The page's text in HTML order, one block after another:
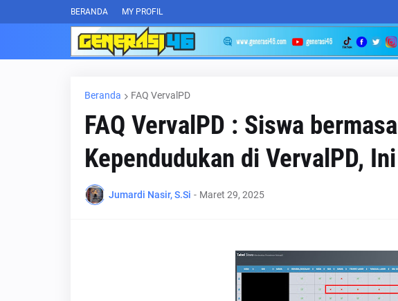
BERANDA MY PROFIL
Beranda FAQ VervalPD
FAQ VervalPD : Siswa
Kependudukan di VervalPD,
Jumardi Nasir, S.Si - Maret 29, 2025